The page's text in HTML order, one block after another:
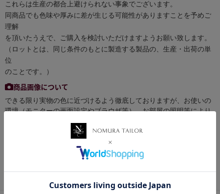
これらは生産の都合上避けられない事象でございます。
同商品でも色味や厚みに差が生じる可能性がありますことを予めご
理解
を頂いたうえで、ご購入を検討いただけますようお願い致します。
（ロットとは、同じ条件のもとに製造する製品の、生産・出荷の単
位
のことです。）
商品画像について
できる限り実物の色に近づけるよう徹底しておりますが、お使いの
環境（モニターの画面設定やブラウザ等）、お部屋の照明等により
お買い物ポイントについて
税抜き50円以下の商品はポイント付与対象外となります。